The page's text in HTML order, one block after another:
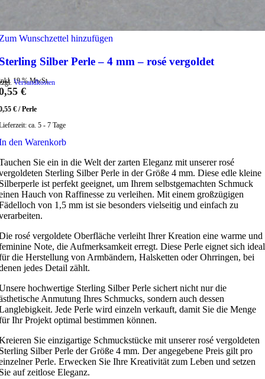
Wunschzettel hinzufügen
Silber Perle – 4 mm – rosé vergoldet
19 % MwSt.
Versandkosten
€
€ /Perle
ca. 5 - 7 Tage
den Warenkorb
Sie ein in die Welt der zarten Eleganz mit unserer rosé
Sterling Silber Perle in der Größe 4 mm. Diese edle kleine
ist perfekt geeignet, um Ihrem selbstgemachten Schmuck
Hauch von Raffinesse zu verleihen. Mit einem großzügigen
von 1,5 mm ist sie besonders vielseitig und einfach zu
rosé vergoldete Oberfläche verleiht Ihrer Kreation eine warme und
Note, die Aufmerksamkeit erregt. Diese Perle eignet sich ideal
die Herstellung von Armbändern, Halsketten oder Ohrringen, bei
jedes Detail zählt.
hochwertige Sterling Silber Perle sichert nicht nur die
Anmutung Ihres Schmucks, sondern auch dessen
Jede Perle wird einzeln verkauft, damit Sie die Menge
Ihr Projekt optimal bestimmen können.
Sie einzigartige Schmuckstücke mit unserer rosé vergoldeten
Silber Perle der Größe 4 mm. Der angegebene Preis gilt pro
Perle. Erwecken Sie Ihre Kreativität zum Leben und setzen
auf zeitlose Eleganz.